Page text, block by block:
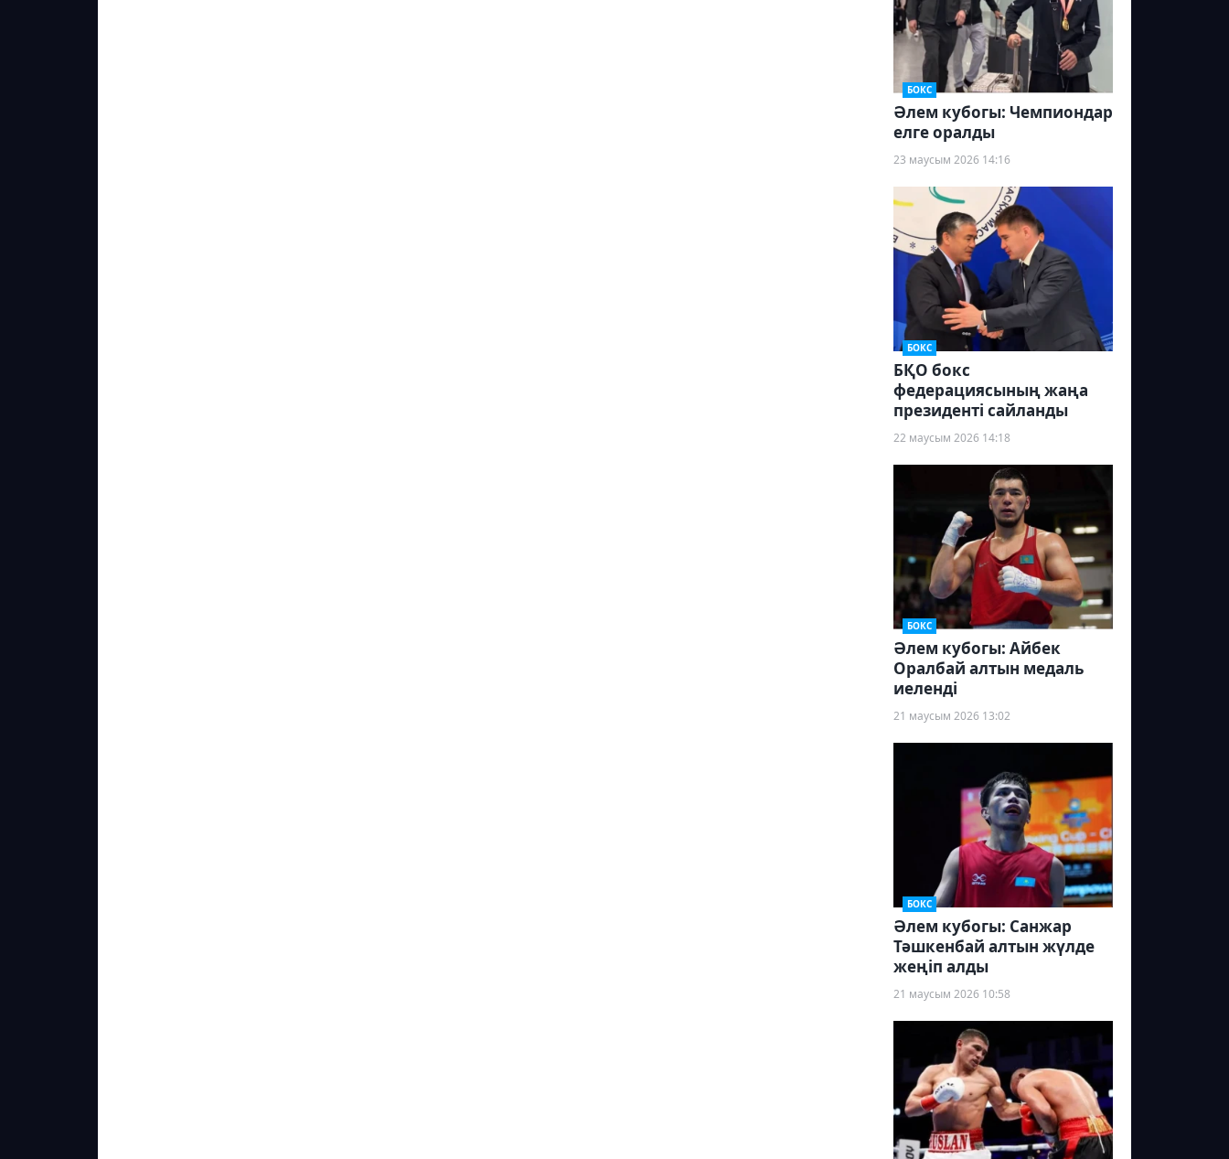
БОКС
Әлем кубогы: Чемпиондар
елге оралды
23 маусым 2026 14:16
БОКС
БҚО бокс
федерациясының жаңа
президенті сайланды
22 маусым 2026 14:18
БОКС
Әлем кубогы: Айбек
Оралбай алтын медаль
иеленді
21 маусым 2026 13:02
БОКС
Әлем кубогы: Санжар
Тәшкенбай алтын жүлде
жеңіп алды
21 маусым 2026 10:58